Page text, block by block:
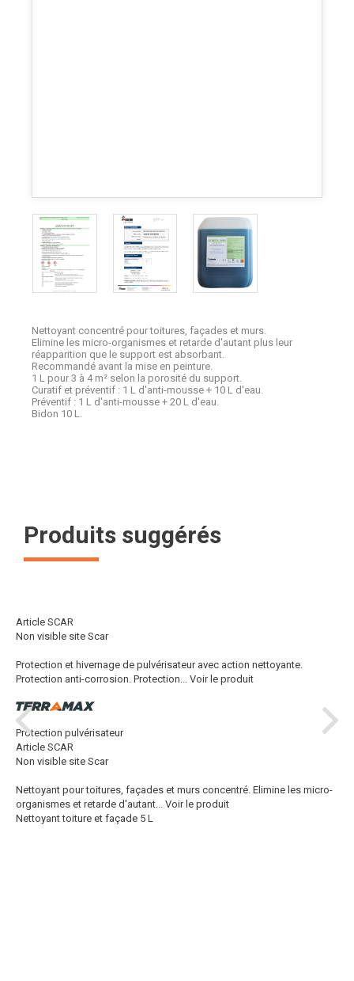
Nettoyant concentré pour toitures, façades et murs.
Elimine les micro-organismes et retarde d'autant plus leur
réapparition que le support est absorbant.
Recommandé avant la mise en peinture.
1 L pour 3 à 4 m² selon la porosité du support.
Curatif et préventif : 1 L d'anti-mousse + 10 L d'eau.
Préventif : 1 L d'anti-mousse + 20 L d'eau.
Bidon 10 L.
Produits suggérés
Article SCAR
Non visible site Scar
Protection et hivernage de pulvérisateur avec action nettoyante.
Protection anti-corrosion. Protection...
Voir le produit
Protection pulvérisateur
Article SCAR
Non visible site Scar
Nettoyant pour toitures, façades et murs concentré. Elimine les micro-
organismes et retarde d'autant...
Voir le produit
Nettoyant toiture et façade 5 L